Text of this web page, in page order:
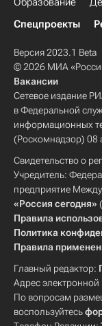
Спецпроекты
Версия 2023.1 Beta
© 2026 МИА
Вакансии
Сетевое издание
в Федеральной
информационных
(Роскомнадзор) 08
Свидетельство о
Учредитель:
предприятие
«Россия сегодня»
Правила
Политика
Правила
Главный редактор:
Адрес
По вопросам
воспользуйтесь